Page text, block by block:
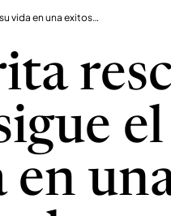
Perrita rescatada consigue el papel de su vida en una exitosa película
en